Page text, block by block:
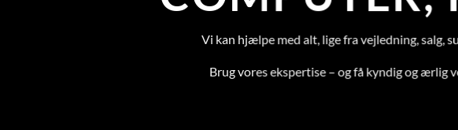
Vi kan hjælpe med alt, lige fra vejledning, salg,
Brug vores ekspertise – og få kyndig og ærlig